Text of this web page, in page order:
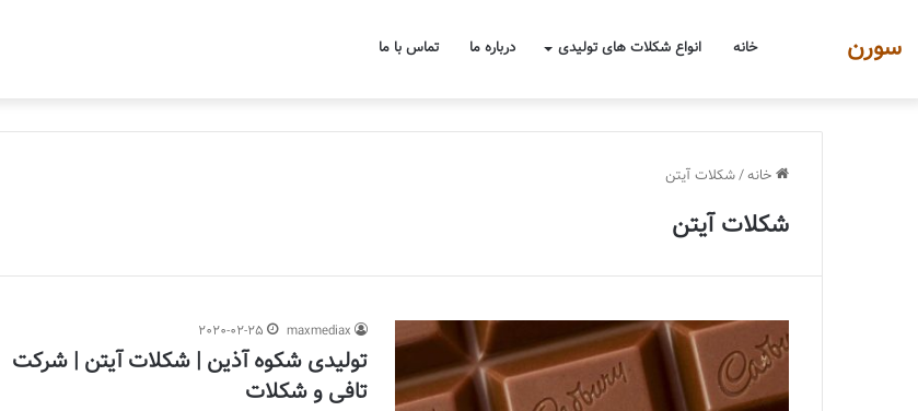
سورن خانه انواع شکلات های تولیدی درباره ما تماس با ما
خانه/شکلات آیتن
شکلات آیتن
maxmediax
2020-02-25
تولیدی شکوه آذین | شکلات آیتن | شرکت
تافی و شکلات